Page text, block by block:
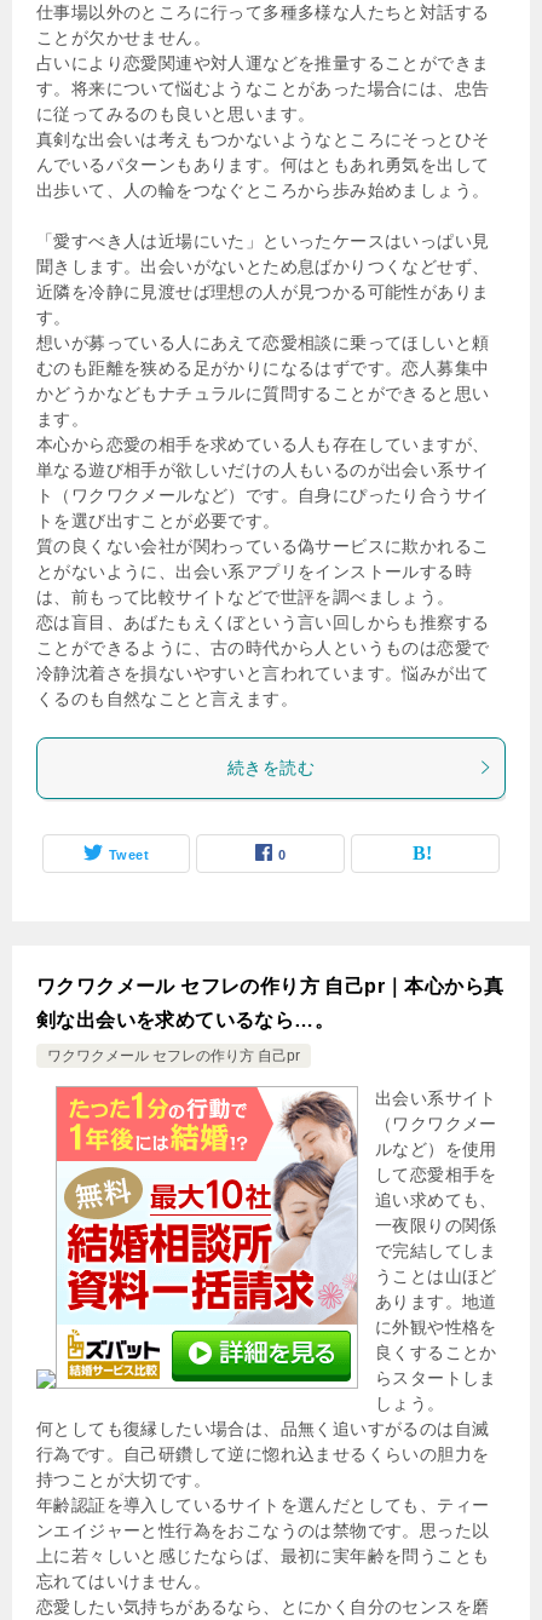
仕事場以外のところに行って多種多様な人たちと対話する
ことが欠かせません。
占いにより恋愛関連や対人運などを推量することができま
す。将来について悩むようなことがあった場合には、忠告
に従ってみるのも良いと思います。
真剣な出会いは考えもつかないようなところにそっとひそ
んでいるパターンもあります。何はともあれ勇気を出して
出歩いて、人の輪をつなぐところから歩み始めましょう。
「愛すべき人は近場にいた」といったケースはいっぱい見
聞きします。出会いがないとため息ばかりつくなどせず、
近隣を冷静に見渡せば理想の人が見つかる可能性がありま
す。
想いが募っている人にあえて恋愛相談に乗ってほしいと頼
むのも距離を狭める足がかりになるはずです。恋人募集中
かどうかなどもナチュラルに質問することができると思い
ます。
本心から恋愛の相手を求めている人も存在していますが、
単なる遊び相手が欲しいだけの人もいるのが出会い系サイ
ト（ワクワクメールなど）です。自身にぴったり合うサイ
トを選び出すことが必要です。
質の良くない会社が関わっている偽サービスに欺かれるこ
とがないように、出会い系アプリをインストールする時
は、前もって比較サイトなどで世評を調べましょう。
恋は盲目、あばたもえくぼという言い回しからも推察する
ことができるように、古の時代から人というものは恋愛で
冷静沈着さを損ないやすいと言われています。悩みが出て
くるのも自然なことと言えます。
続きを読む
Tweet 0
ワクワクメール セフレの作り方 自己pr｜本心から真
剣な出会いを求めているなら…。
ワクワクメール セフレの作り方 自己pr
出会い系サイト
（ワクワクメー
ルなど）を使用
して恋愛相手を
追い求めても、
一夜限りの関係
で完結してしま
うことは山ほど
あります。地道
に外観や性格を
良くすることか
らスタートしま
しょう。
何としても復縁したい場合は、品無く追いすがるのは自滅
行為です。自己研鑽して逆に惚れ込ませるくらいの胆力を
持つことが大切です。
年齢認証を導入しているサイトを選んだとしても、ティー
ンエイジャーと性行為をおこなうのは禁物です。思った以
上に若々しいと感じたならば、最初に実年齢を問うことも
忘れてはいけません。
恋愛したい気持ちがあるなら、とにかく自分のセンスを磨